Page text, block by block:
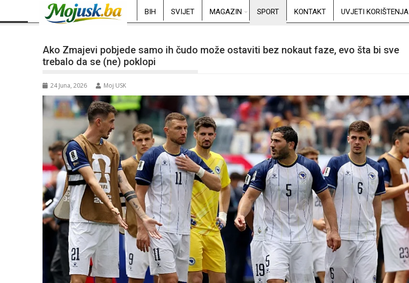
BIH SVIJET MAGAZIN SPORT KONTAKT UVJETI KORIŠTENJA
Ako Zmajevi pobjede samo ih čudo može ostaviti bez nokaut faze, evo šta bi sve
trebalo da se (ne) poklopi
24 Juna, 2026 Moj USK